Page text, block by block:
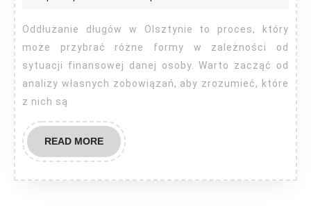
Oddłużanie długów w Olsztynie to proces, który
może przybrać różne formy w zależności od
sytuacji finansowej danej osoby. Warto zacząć od
analizy własnych zobowiązań, aby zrozumieć, które
z nich są
READ MOREREAD
MORE